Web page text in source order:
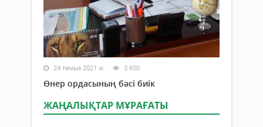
24 тамыз 2021 ж. 3 650
Өнер ордасының бәсі биік
ЖАҢАЛЫҚТАР МҰРАҒАТЫ